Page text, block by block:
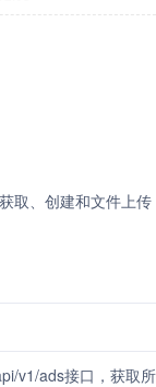
、创建和文件上传
v1/ads接口，获取所